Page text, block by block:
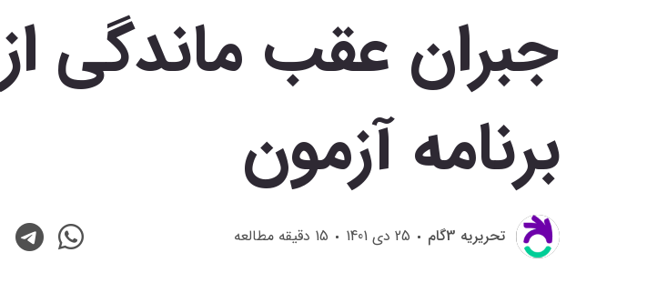
جبران عقب ماندگی از
برنامه آزمون
تحريريه 3گام 25 دی 1401 15 دقیقه مطالعه